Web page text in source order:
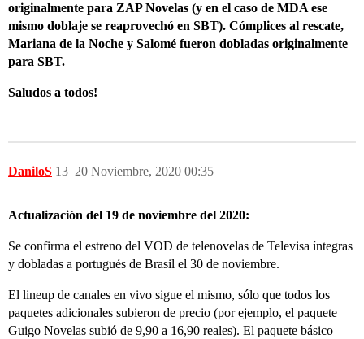
originalmente para ZAP Novelas (y en el caso de MDA ese
mismo doblaje se reaprovechó en SBT). Cómplices al rescate,
Mariana de la Noche y Salomé fueron dobladas originalmente
para SBT.
Saludos a todos!
DaniloS 20 Noviembre, 2020 00:35
13
Actualización del 19 de noviembre del 2020:
Se confirma el estreno del VOD de telenovelas de Televisa íntegras
y dobladas a portugués de Brasil el 30 de noviembre.
El lineup de canales en vivo sigue el mismo, sólo que todos los
paquetes adicionales subieron de precio (por ejemplo, el paquete
Guigo Novelas subió de 9,90 a 16,90 reales). El paquete básico